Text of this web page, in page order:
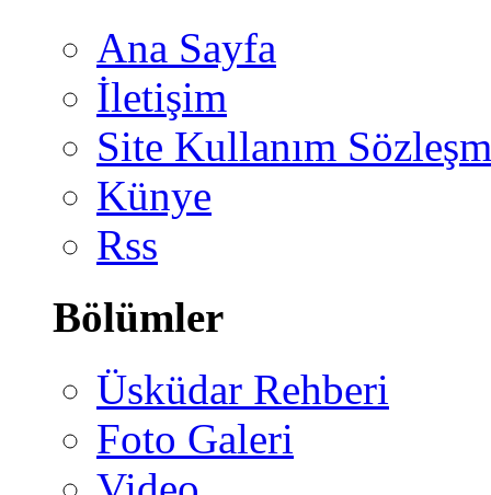
Ana Sayfa
İletişim
Site Kullanım
Künye
Rss
Bölümler
Üsküdar Rehberi
Foto Galeri